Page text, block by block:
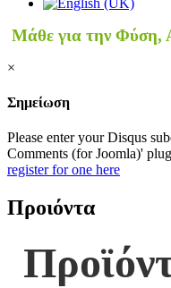
Μάθε για την Φύση,
×
Σημείωση
Please enter your Disqus
Comments (for Joomla)'
register for one here
Προιόντα